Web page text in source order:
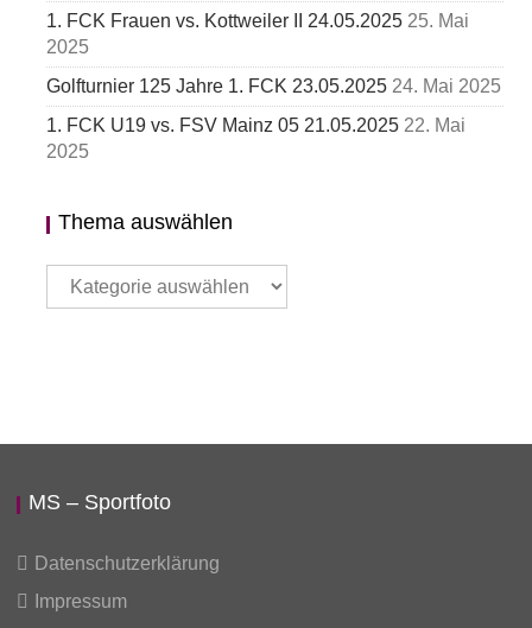
1. FCK Frauen vs. Kottweiler II 24.05.2025 25. Mai
2025
Golfturnier 125 Jahre 1. FCK 23.05.2025 24. Mai 2025
1. FCK U19 vs. FSV Mainz 05 21.05.2025 22. Mai
2025
Thema auswählen
Thema
auswählen
MS – Sportfoto
Datenschutzerklärung
Impressum